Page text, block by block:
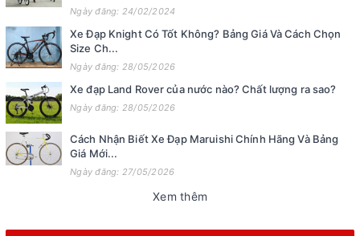
Ngày đăng: 24/02/2024
Xe Đạp Knight Có Tốt Không? Bảng Giá Và Cách Chọn
Size Ch...
Ngày đăng: 28/05/2026
Xe đạp Land Rover của nước nào? Chất lượng ra sao?
Ngày đăng: 28/05/2026
Cách Nhận Biết Xe Đạp Maruishi Chính Hãng Và Bảng
Giá Mới...
Ngày đăng: 27/05/2026
Xem thêm